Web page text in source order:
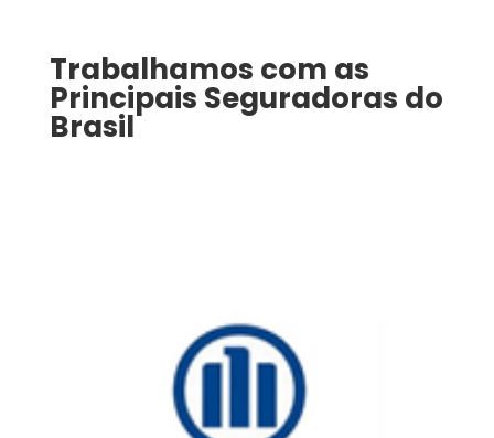
Trabalhamos com as
Principais Seguradoras do
Brasil